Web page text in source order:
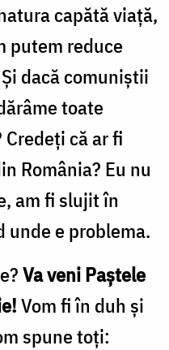
capătă viață,
putem reduce
dacă comuniștii
toate
că ar fi
România? Eu nu
am fi slujit în
unde e problema.
Va veni Paștele
Vom fi în duh și
spune toți: